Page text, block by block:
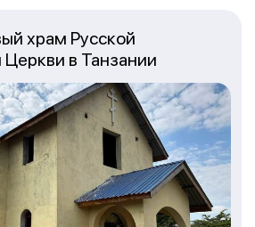
храм Русской
в Танзании